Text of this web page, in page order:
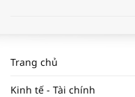
Trang chủ
Kinh tế - Tài chính